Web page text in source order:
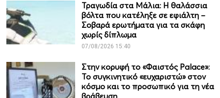
Τραγωδία στα Μάλια: Η θαλάσσια
βόλτα που κατέληξε σε εφιάλτη –
Σοβαρά ερωτήματα για τα σκάφη
χωρίς δίπλωμα
07/08/2026 15:40
Στην κορυφή το «Φαιστός Palace»:
Το συγκινητικό «ευχαριστώ» στον
κόσμο και το προσωπικό για τη νέα